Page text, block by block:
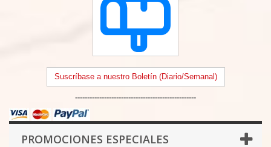
Suscríbase a nuestro Boletín (Diario/Semanal)
--------------------------------------------------
PROMOCIONES ESPECIALES